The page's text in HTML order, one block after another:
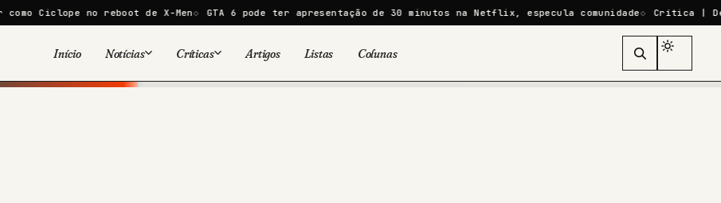
no reboot de X-Men GTA 6 pode ter apresentação de 30 minutos na Netflix, especula comunidade Crítica | Desejo em
Início Notícias
Viral
Críticas
Cinema
Artigos Listas Colunas